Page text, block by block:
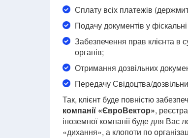
Сплату всіх платежів
Подачу документів у
Забезпечення прав клієнта в
органів;
Отримання дозвільних
Передачу Свідоцтва/
Так, клієнт буде повністю
компанії «ЄвроВектор»,
іноземної компанії буде для
«дихання», а клопоти по